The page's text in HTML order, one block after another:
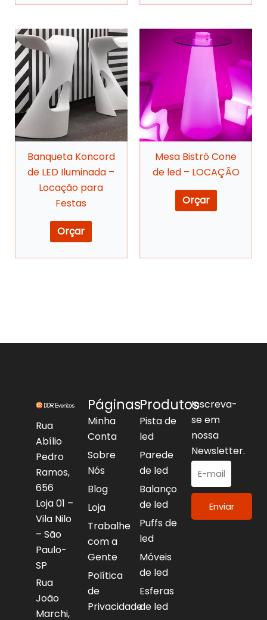
Banqueta Koncord
de LED Iluminada –
Locação para
Festas
Orçar
Mesa Bistrô Cone
de led – LOCAÇÃO
Orçar
Rua
Abílio
Pedro
Ramos,
656
Loja 01 –
Vila Nilo
– São
Paulo-
SP
Rua
João
Marchi,
Páginas
Minha
Conta
Sobre
Nós
Blog
Loja
Trabalhe
com a
Gente
Política
de
Privacidade
Produtos
Pista de
led
Parede
de led
Balanço
de led
Puffs de
led
Móveis
de led
Esferas
de led
Inscreva-
se em
nossa
Newsletter.
Enviar